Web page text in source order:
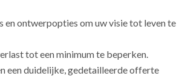
ontwerpopties om uw visie tot leven te
tot een minimum te beperken.
een duidelijke, gedetailleerde offerte